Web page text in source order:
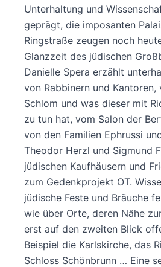
Unterhaltung und
geprägt, die imposanten
Ringstraße zeugen noch
Glanzzeit des jüdischen
Danielle Spera erzählt
von Rabbinern und
Schlom und was dieser mit
zu tun hat, vom Salon der
von den Familien Ephrussi
Theodor Herzl und Sigmund
jüdischen Kaufhäusern und
zum Gedenkprojekt OT.
jüdische Feste und Bräuche
wie über Orte, deren Nähe
erst auf den zweiten Blick
Beispiel die Karlskirche, das
Schloss Schönbrunn … Eine